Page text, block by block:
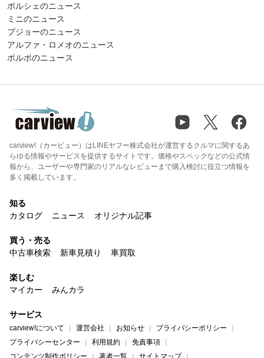
ポルシェのニュース
ミニのニュース
プジョーのニュース
アルファ・ロメオのニュース
ボルボのニュース
carview!（カービュー）はLINEヤフー株式会社が運営するクルマに関するあ
らゆる情報やサービスを提供するサイトです。価格やスペックなどの公式情
報から、ユーザーや専門家のリアルなレビューまで購入検討に役立つ情報を
多く掲載しています。
知る
カタログ
ニュース オリジナル記事
買う・売る
中古車検索
新車見積り 車買取
楽しむ
マイカー
みんカラ
サービス
carview!について 運営会社 お知らせ
プライバシーポリシー
プライバシーセンター
利用規約
免責事項
コンテンツ制作ポリシー
著者一覧 サイトマップ